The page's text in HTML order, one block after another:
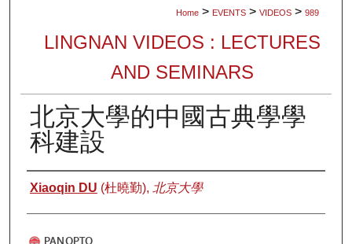
Home > EVENTS > VIDEOS > 989
LINGNAN VIDEOS : LECTURES
AND SEMINARS
北京大學的中國古典學學
科建設
Authors
Xiaoqin DU (杜曉勤), 北京大學